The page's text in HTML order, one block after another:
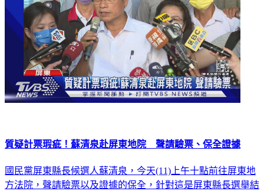
質疑計票瑕疵！蘇清泉赴屏東地院 聲請驗票、保全證據
國民黨屏東縣長候選人蘇清泉，今天(11)上午十點前往屏東地
方法院，聲請驗票以及證據的保全，針對這是屏東縣長選舉結